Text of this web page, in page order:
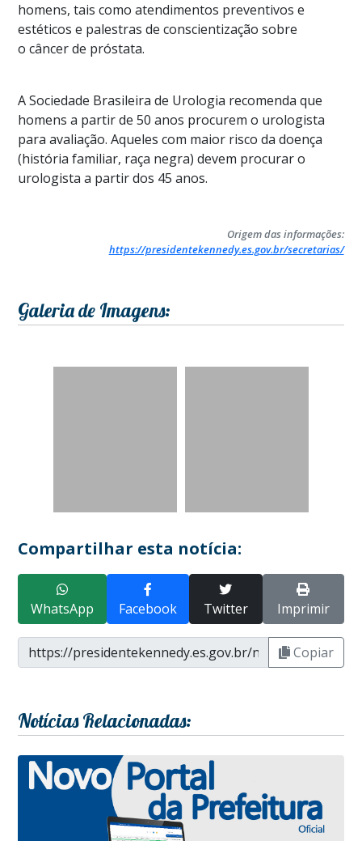
homens, tais como atendimentos preventivos e
estéticos e palestras de conscientização sobre
o câncer de próstata.
A Sociedade Brasileira de Urologia recomenda que
homens a partir de 50 anos procurem o urologista
para avaliação. Aqueles com maior risco da doença
(história familiar, raça negra) devem procurar o
urologista a partir dos 45 anos.
Origem das informações:
https://presidentekennedy.es.gov.br/secretarias/
Galeria de Imagens:
Compartilhar esta notícia:
WhatsApp Facebook Twitter Imprimir
Copiar
Notícias Relacionadas: